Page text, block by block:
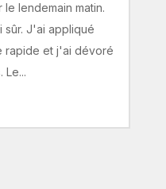
lendemain matin.
sûr. J'ai appliqué
rapide et j'ai dévoré
Le...